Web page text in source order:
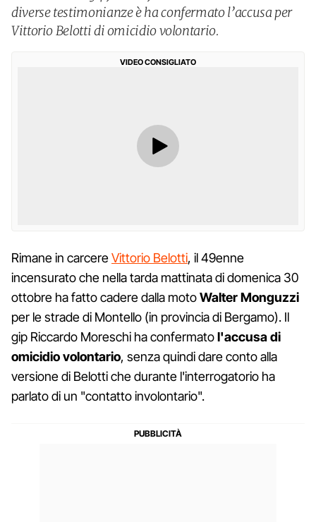
diverse testimonianze è ha confermato l’accusa per
Vittorio Belotti di omicidio volontario.
VIDEO CONSIGLIATO
Rimane in carcereVittorio Belotti, il 49enne
incensurato che nella tarda mattinata di domenica 30
ottobre ha fatto cadere dalla motoWalter Monguzzi
per le strade di Montello (in provincia di Bergamo). Il
gip Riccardo Moreschi ha confermatol'accusa di
omicidio volontario, senza quindi dare conto alla
versione di Belotti che durante l'interrogatorio ha
parlato di un "contatto involontario".